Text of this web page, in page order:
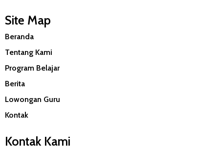
Site Map
Beranda
Tentang Kami
Program Belajar
Berita
Lowongan Guru
Kontak
Kontak Kami